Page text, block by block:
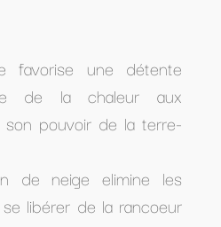
favorise une détente
de la chaleur aux
pouvoir de la terre-
de neige elimine les
libérer de la rancoeur